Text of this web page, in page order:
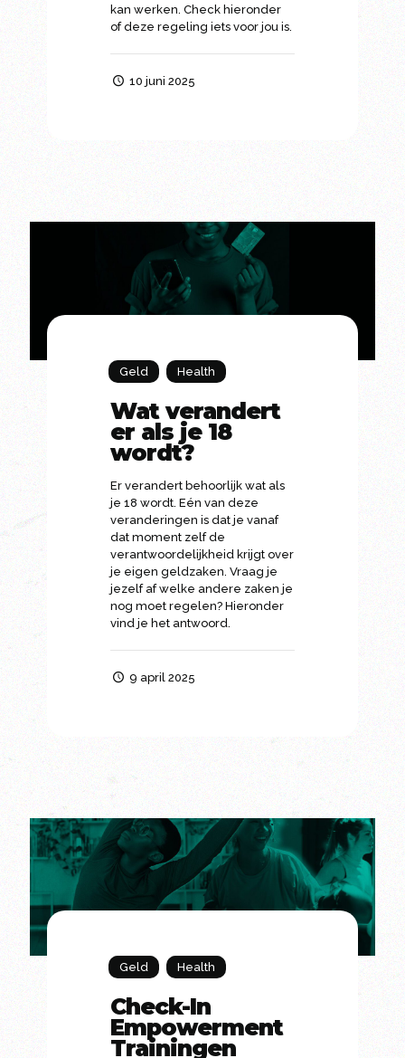
kan werken. Check hieronder
of deze regeling iets voor jou is.
10 juni 2025
Geld Health
Wat verandert
er als je 18
wordt?
Er verandert behoorlijk wat als
je 18 wordt. Eén van deze
veranderingen is dat je vanaf
dat moment zelf de
verantwoordelijkheid krijgt over
je eigen geldzaken. Vraag je
jezelf af welke andere zaken je
nog moet regelen? Hieronder
vind je het antwoord.
9 april 2025
Geld Health
Check-In
Empowerment
Trainingen